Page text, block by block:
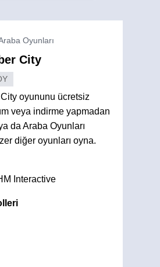
Oyunları
City
oyununu ücretsiz
veya indirme yapmadan
da Araba Oyunları
diğer oyunları oyna.
Interactive